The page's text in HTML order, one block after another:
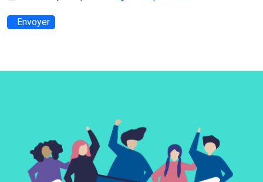
Envoyer